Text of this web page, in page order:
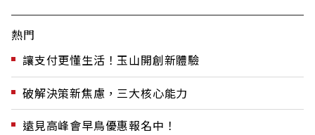
熱門
讓支付更懂生活！玉山開創新體驗
破解決策新焦慮，三大核心能力
遠見高峰會早鳥優惠報名中！